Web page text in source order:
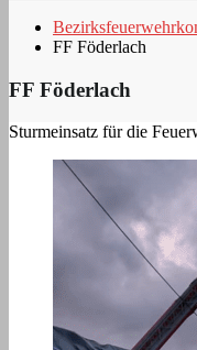
FF Föderlach
FF Föderlach
Sturmeinsatz für die